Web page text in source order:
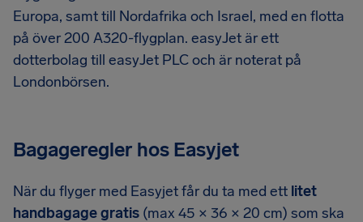
Europa, samt till Nordafrika och Israel, med en flotta
på över 200 A320-flygplan. easyJet är ett
dotterbolag till easyJet PLC och är noterat på
Londonbörsen.
Bagageregler hos Easyjet
När du flyger med Easyjet får du ta med ett litet
handbagage gratis (max 45 × 36 × 20 cm) som ska